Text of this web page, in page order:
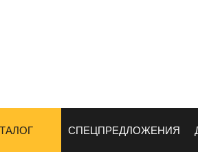
СПЕЦПРЕДЛОЖЕНИЯ